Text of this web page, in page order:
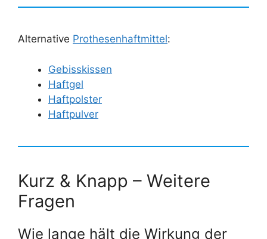
Alternative Prothesenhaftmittel:
Gebisskissen
Haftgel
Haftpolster
Haftpulver
Kurz & Knapp – Weitere
Fragen
Wie lange hält die Wirkung der